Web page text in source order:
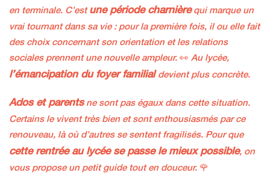
en terminale. C’est une période charnièrequi marque un
vrai tournant dans sa vie : pour la première fois, il ou elle fait
des choix concernant son orientation et les relations
sociales prennent une nouvelle ampleur. 👀 Au lycée,
l’émancipation du foyer familial devient plus concrète.
Ados et parentsne sont pas égaux dans cette situation.
Certains le vivent très bien et sont enthousiasmés par ce
renouveau, là où d’autres se sentent fragilisés. Pour que
cette rentrée au lycée se passe le mieux possible, on
vous propose un petit guide tout en douceur. 🌹